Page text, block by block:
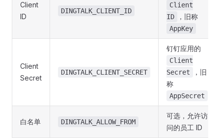
Client
ID
DINGTALK_CLIENT_ID
Client
ID
，旧称
AppKey
Client
Secret
DINGTALK_CLIENT_SECRET
钉钉应用的
Client
Secret
，旧
称
AppSecret
白名单 DINGTALK_ALLOW_FROM
可选，允许访
问的员工 ID